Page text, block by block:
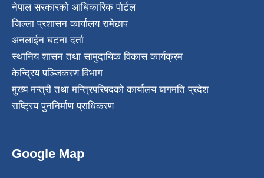
नेपाल सरकारको आधिकारिक पोर्टल
जिल्ला प्रशासन कार्यालय रामेछाप
अनलाईन घटना दर्ता
स्थानिय शासन तथा सामुदायिक विकास कार्यक्रम
केन्द्रिय पञ्जिकरण विभाग
मुख्य मन्त्री तथा मन्त्रिपरिषदको कार्यालय बागमति प्रदेश
राष्ट्रिय पुननिर्माण प्राधिकरण
Google Map